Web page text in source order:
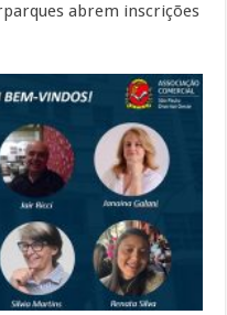
abrem inscrições